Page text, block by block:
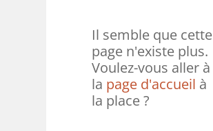
Il semble que cette
page n'existe plus.
Voulez-vous aller à
la page d'accueil à
la place ?